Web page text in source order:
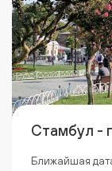
Стамбул -
Ближайшая